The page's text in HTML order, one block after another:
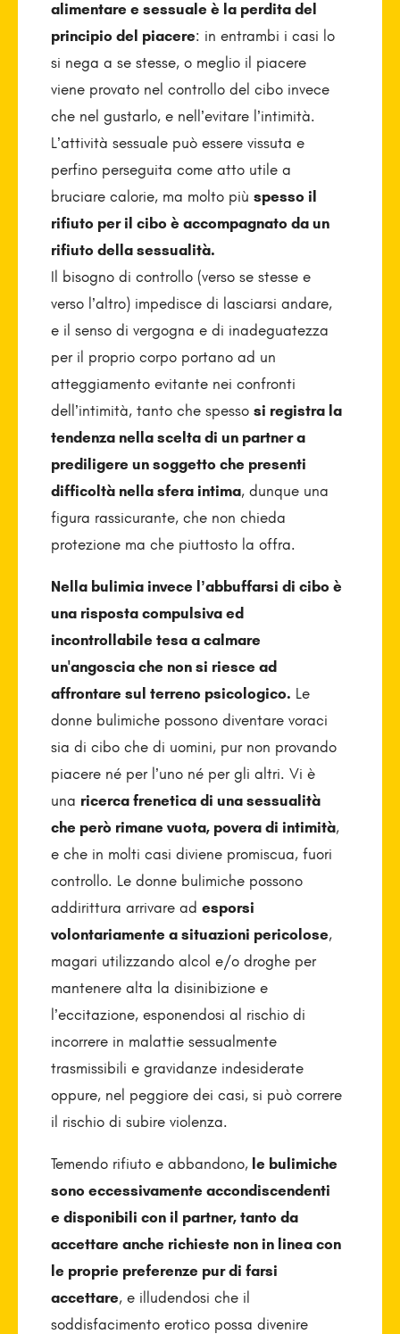
alimentare e sessuale è la perdita del
principio del piacere: in entrambi i casi lo
si nega a se stesse, o meglio il piacere
viene provato nel controllo del cibo invece
che nel gustarlo, e nell’evitare l’intimità.
L’attività sessuale può essere vissuta e
perfino perseguita come atto utile a
bruciare calorie, ma molto più spesso il
rifiuto per il cibo è accompagnato da un
rifiuto della sessualità.
Il bisogno di controllo (verso se stesse e
verso l’altro) impedisce di lasciarsi andare,
e il senso di vergogna e di inadeguatezza
per il proprio corpo portano ad un
atteggiamento evitante nei confronti
dell’intimità, tanto che spesso si registra la
tendenza nella scelta di un partner a
prediligere un soggetto che presenti
difficoltà nella sfera intima, dunque una
figura rassicurante, che non chieda
protezione ma che piuttosto la offra.
Nella bulimia invece l’abbuffarsi di cibo è
una risposta compulsiva ed
incontrollabile tesa a calmare
un'angoscia che non si riesce ad
affrontare sul terreno psicologico. Le
donne bulimiche possono diventare voraci
sia di cibo che di uomini, pur non provando
piacere né per l’uno né per gli altri. Vi è
una ricerca frenetica di una sessualità
che però rimane vuota, povera di intimità,
e che in molti casi diviene promiscua, fuori
controllo. Le donne bulimiche possono
addirittura arrivare ad esporsi
volontariamente a situazioni pericolose,
magari utilizzando alcol e/o droghe per
mantenere alta la disinibizione e
l’eccitazione, esponendosi al rischio di
incorrere in malattie sessualmente
trasmissibili e gravidanze indesiderate
oppure, nel peggiore dei casi, si può correre
il rischio di subire violenza.
Temendo rifiuto e abbandono,le bulimiche
sono eccessivamente accondiscendenti
e disponibili con il partner, tanto da
accettare anche richieste non in linea con
le proprie preferenze pur di farsi
accettare, e illudendosi che il
soddisfacimento erotico possa divenire